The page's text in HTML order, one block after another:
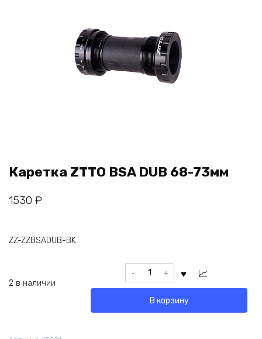
Каретка ZTTO BSA DUB 68-73мм
1530 ₽
ZZ-ZZBSADUB-BK
2 в наличии
Количество
товара
В корзину